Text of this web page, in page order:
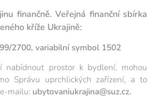
finančně.Veřejná finanční sbírka
kříže Ukrajině:
2700, variabilní symbol 1502
nabídnout prostor k bydlení, mohou
Správu uprchlických zařízení, a to
mailu: ubytovaniukrajina@suz.cz.